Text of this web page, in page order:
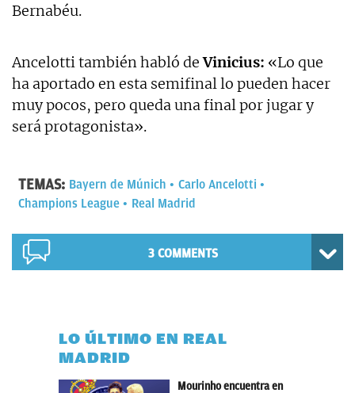
Bernabéu.
Ancelotti también habló deVinicius: «Lo que
ha aportado en esta semifinal lo pueden hacer
muy pocos, pero queda una final por jugar y
será protagonista».
TEMAS: Bayern de Múnich
Carlo Ancelotti
Champions League
Real Madrid
3 COMMENTS
LO ÚLTIMO EN REAL
MADRID
Mourinho encuentra en